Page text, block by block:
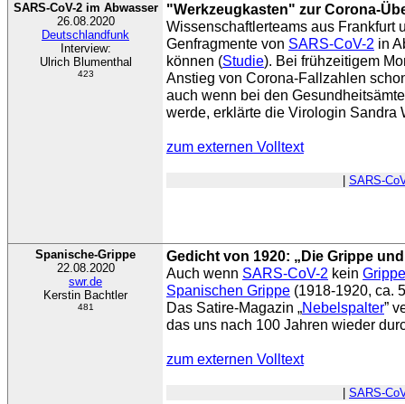
SARS-CoV-2 im Abwasser
26.08.2020
Deutschlandfunk
Interview:
Ulrich Blumenthal
423
"Werkzeugkasten" zur Corona-
Wissenschaftlerteams aus Frankfurt
Genfragmente von SARS-CoV-2 in
können (Studie). Bei frühzeitigem
Anstieg von Corona-Fallzahlen
auch wenn bei den
werde, erklärte die Virologin Sandra
zum externen Volltext
SARS-
Spanische-Grippe
22.08.2020
swr.de
Kerstin Bachtler
481
Gedicht von 1920: „Die Grippe
Auch wenn SARS-CoV-2 kein
Spanischen Grippe (1918-1920, ca.
Das Satire-Magazin „Nebelspalter”
das uns nach 100 Jahren wieder
zum externen Volltext
SARS-